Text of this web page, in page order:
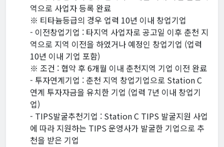
역으로 사업자 등록 완료
※ 티타늄등급의 경우 업력 10년 이내 창업기업
- 이전창업기업 : 타지역 사업자로 공고일 이후 춘천 지
역으로 지역 이전을 하였거나 예정인 창업기업 (업력
10년 이내 기업 포함)
※ 조건 : 협약 후 6개월 이내 춘천지역 기업 이전 완료
- 투자연계기업 : 춘천 지역 창업기업으로 Station C
연계 투자자금을 유치한 기업 (업력 7년 이내 창업기
업)
- TIPS발굴추천기업 : Station C TIPS 발굴지원 사업
에 따라 지원하는 TIPS 운영사가 발굴한 기업으로 추
천을 받은 기업